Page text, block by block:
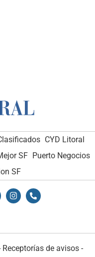
CYD Litoral
SF Puerto Negocios
SF
Receptorías de avisos -